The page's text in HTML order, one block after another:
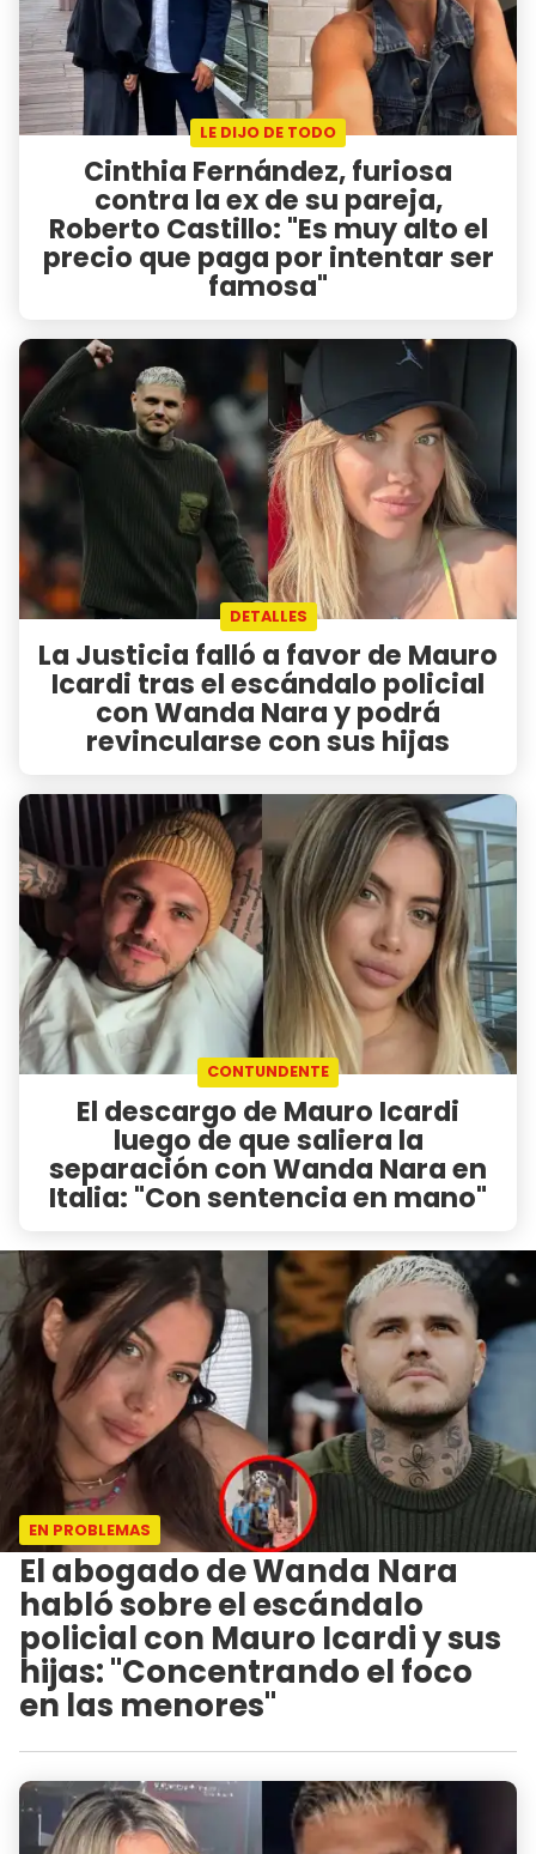
LE DIJO DE TODO
Cinthia Fernández, furiosa
contra la ex de su pareja,
Roberto Castillo: "Es muy alto el
precio que paga por intentar ser
famosa"
DETALLES
La Justicia falló a favor de Mauro
Icardi tras el escándalo policial
con Wanda Nara y podrá
revincularse con sus hijas
CONTUNDENTE
El descargo de Mauro Icardi
luego de que saliera la
separación con Wanda Nara en
Italia: "Con sentencia en mano"
EN PROBLEMAS
El abogado de Wanda Nara
habló sobre el escándalo
policial con Mauro Icardi y sus
hijas: "Concentrando el foco
en las menores"